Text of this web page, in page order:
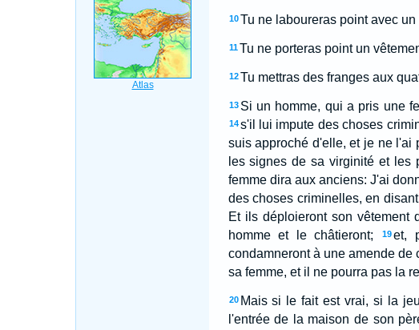
10 Tu ne laboureras point avec
11 Tu ne porteras point un
12 Tu mettras des franges aux
13 Si un homme, qui a pris une
14 s'il lui impute des choses
suis approché d'elle, et je ne l'ai
les signes de sa virginité et les
femme dira aux anciens: J'ai
des choses criminelles, en
Et ils déploieront son vêtement
homme et le châtieront;
19et,
condamneront à une amende
sa femme, et il ne pourra pas la
20 Mais si le fait est vrai, si la
l'entrée de la maison de son